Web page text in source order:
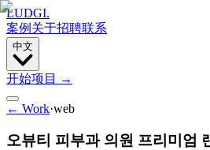
LUDGI.
案例 关于招聘联系
中文
开始项目 →
← Work·web
오뷰티 피부과 의원 프리미엄